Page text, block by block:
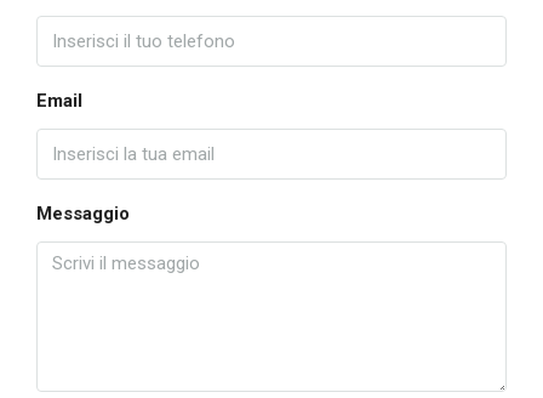
Email
Messaggio